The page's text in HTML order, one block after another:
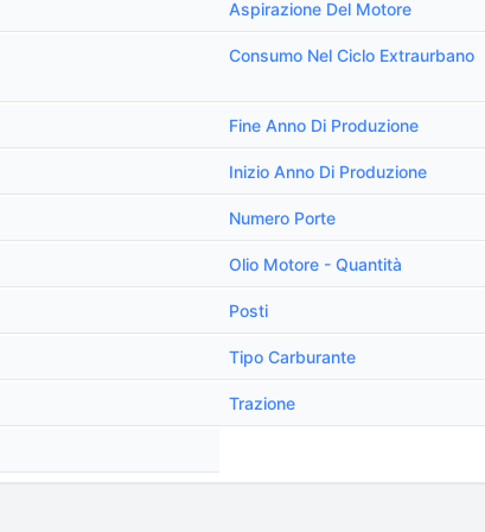
Aspirazione Del Motore
Consumo Nel Ciclo Extraurbano
Fine Anno Di Produzione
Inizio Anno Di Produzione
Numero Porte
Olio Motore - Quantità
Posti
Tipo Carburante
Trazione